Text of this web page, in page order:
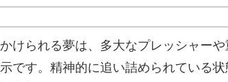
けられる夢は、多大なプレッシャー
です。精神的に追い詰められている